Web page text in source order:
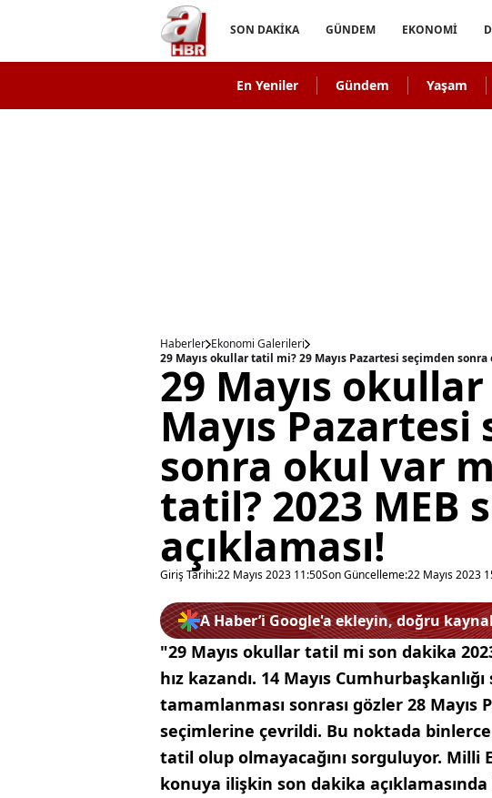
SON DAKİKA GÜNDEM EKONOMİ
En Yeniler Gündem Yaşam
Haberler Ekonomi Galerileri
29 Mayıs
Mayıs Pazartesi
sonra okul var
tatil? 2023 MEB
açıklaması!
Giriş Tarihi:22 Mayıs 2023 11:50Son Güncelleme:22 Mayıs 2023
A Haber’i Google'a ekleyin, doğru
"29 Mayıs okullar tatil mi son dakika
hız kazandı. 14 Mayıs
tamamlanması sonrası gözler 28 Mayıs
seçimlerine çevrildi. Bu noktada
tatil olup olmayacağını sorguluyor. Milli
konuya ilişkin son dakika